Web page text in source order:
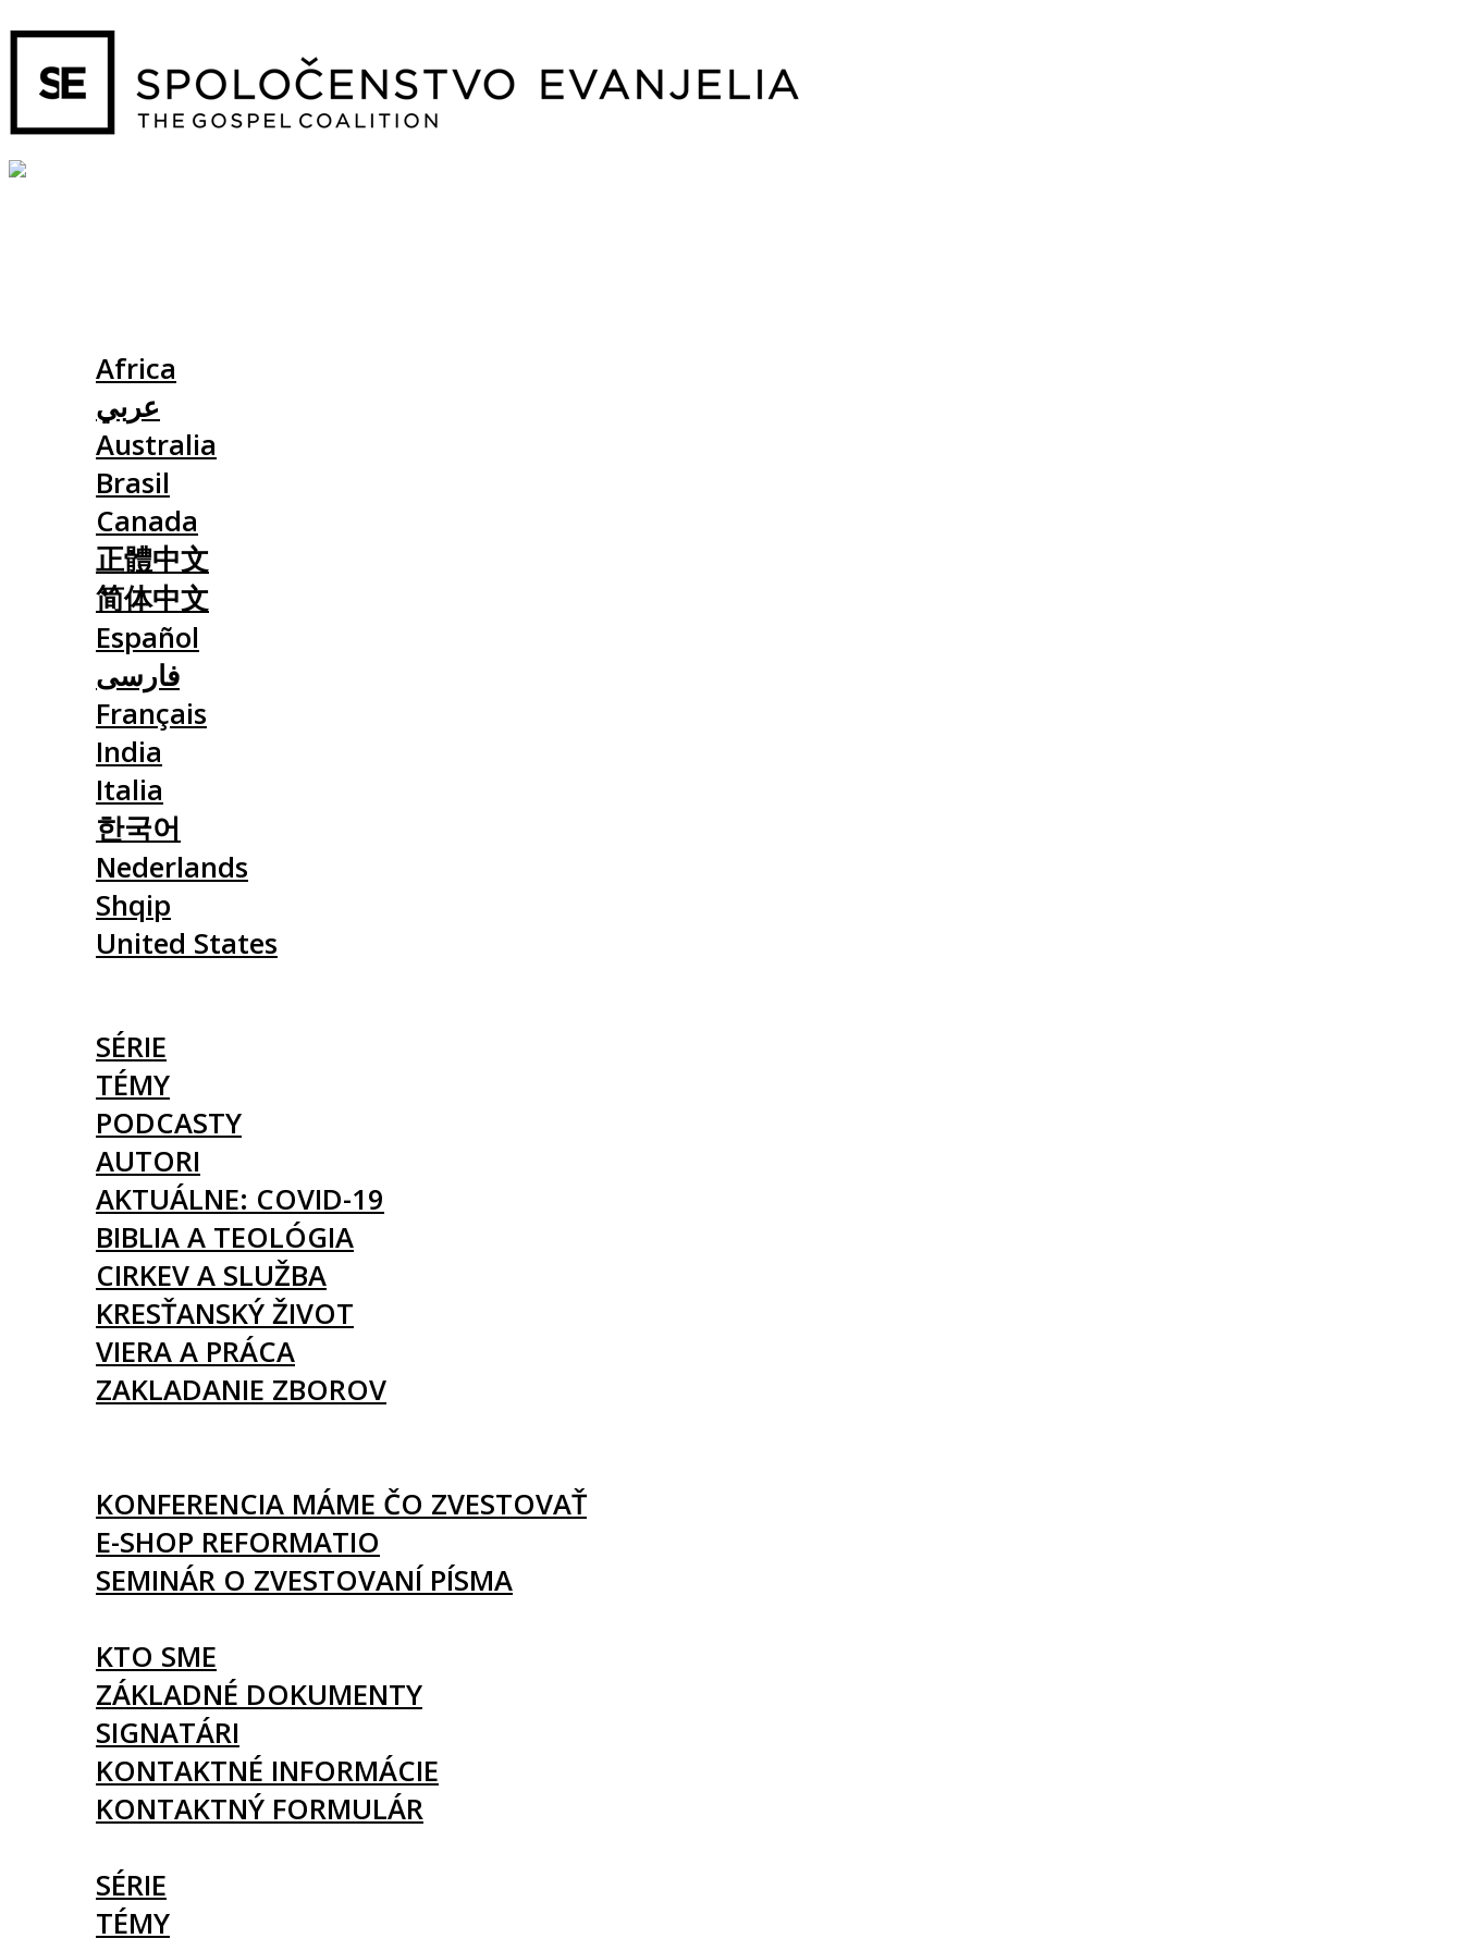
Africa
عربي
Australia
Brasil
Canada
正體中文
简体中文
Español
فارسی
Français
India
Italia
한국어
Nederlands
Shqip
United States
SÉRIE
TÉMY
PODCASTY
AUTORI
AKTUÁLNE: COVID-19
BIBLIA A TEOLÓGIA
CIRKEV A SLUŽBA
KRESŤANSKÝ ŽIVOT
VIERA A PRÁCA
ZAKLADANIE ZBOROV
KONFERENCIA MÁME ČO ZVESTOVAŤ
E-SHOP REFORMATIO
SEMINÁR O ZVESTOVANÍ PÍSMA
KTO SME
ZÁKLADNÉ DOKUMENTY
SIGNATÁRI
KONTAKTNÉ INFORMÁCIE
KONTAKTNÝ FORMULÁR
SÉRIE
TÉMY